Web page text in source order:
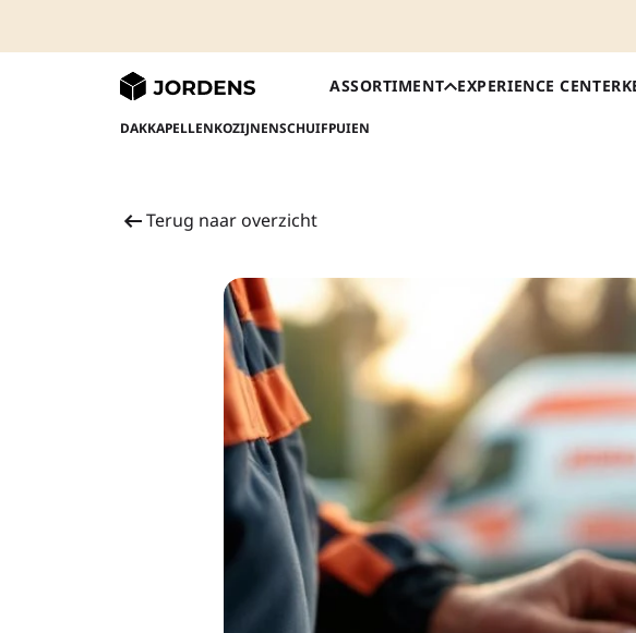
ASSORTIMENT EXPERIENCE CENTER
DAKKAPELLENKOZIJNENSCHUIFPUIEN
Terug naar overzicht